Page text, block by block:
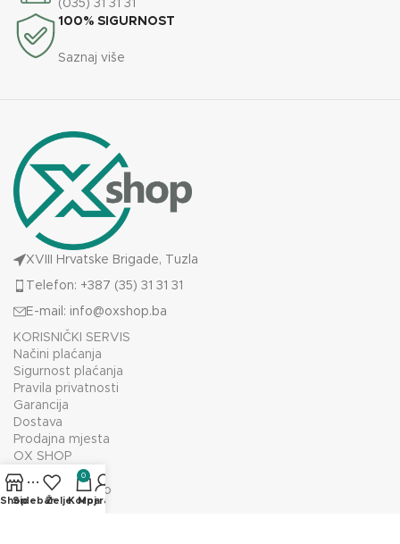
(035) 31 31 31
100% SIGURNOST
Saznaj više
XVIII Hrvatske Brigade, Tuzla
Telefon: +387 (35) 31 31 31
E-mail: info@oxshop.ba
KORISNIČKI SERVIS
Načini plaćanja
Sigurnost plaćanja
Pravila privatnosti
Garancija
Dostava
Prodajna mjesta
OX SHOP
O nama
Prodajno mjesto
Kontakt
Shop
SidebarŽelje
0
Korpa
Moj račun